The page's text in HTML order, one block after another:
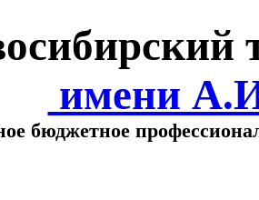
имени
бюджетное